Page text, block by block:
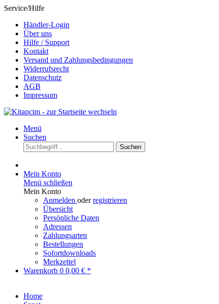
Service/Hilfe
Händler-Login
Über uns
Hilfe / Support
Kontakt
Versand und Zahlungsbedingungen
Widerrufsrecht
Datenschutz
AGB
Impressum
Menü
Suchen
Suchen
Mein Konto
Menü schließen
Mein Konto
Anmelden oderregistrieren
Übersicht
Persönliche Daten
Adressen
Zahlungsarten
Bestellungen
Sofortdownloads
Merkzettel
Warenkorb 0 0,00 € *
Home